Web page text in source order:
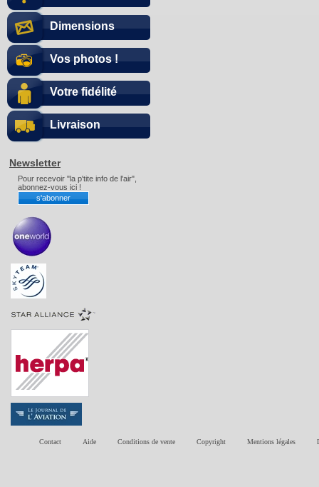
Dimensions
Vos photos !
Votre fidélité
Livraison
Newsletter
Pour recevoir "la p'tite info de l'air",
abonnez-vous ici !
Contact Aide Conditions de vente Copyright Mentions légales